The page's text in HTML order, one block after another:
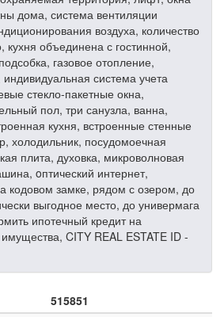
дома, система вентиляции
воздуха, количество
кухня объединена с гостинной,
газовое отопление,
индивидуальная система учета
стекло-пакетные окна,
пол, три санузла, ванна,
кухня, встроенные стенные
холодильник, посудомоечная
плита, духовка, микроволновая
oптический интернет,
кодовом замке, рядом с озером, до
выгодное место, до универмага
ипотечный кредит на
CITY REAL ESTATE ID -
515851